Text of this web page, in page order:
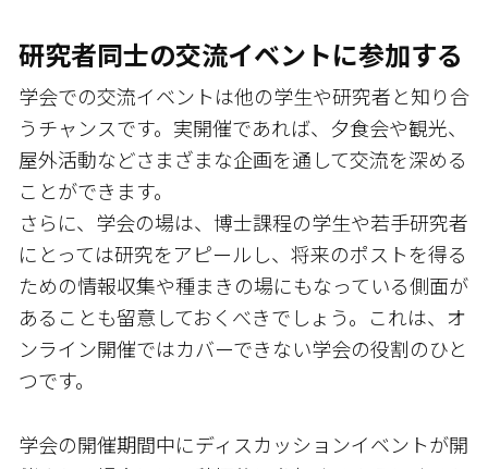
研究者同士の交流イベントに参加する
学会での交流イベントは他の学生や研究者と知り合
うチャンスです。実開催であれば、夕食会や観光、
屋外活動などさまざまな企画を通して交流を深める
ことができます。
さらに、学会の場は、博士課程の学生や若手研究者
にとっては研究をアピールし、将来のポストを得る
ための情報収集や種まきの場にもなっている側面が
あることも留意しておくべきでしょう。これは、オ
ンライン開催ではカバーできない学会の役割のひと
つです。
学会の開催期間中にディスカッションイベントが開